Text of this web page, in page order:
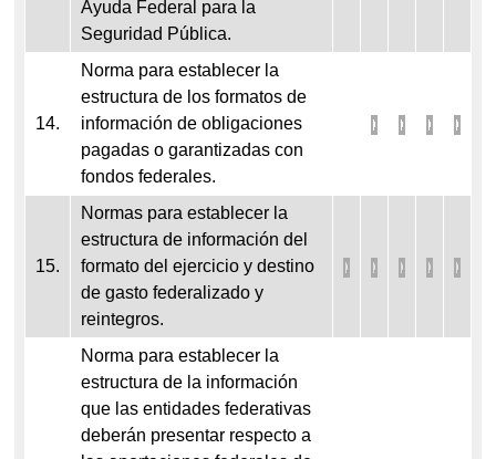
Ayuda Federal para la
Seguridad Pública.
14.
Norma para establecer la
estructura de los formatos de
información de obligaciones
pagadas o garantizadas con
fondos federales.
15.
Normas para establecer la
estructura de información del
formato del ejercicio y destino
de gasto federalizado y
reintegros.
Norma para establecer la
estructura de la información
que las entidades federativas
deberán presentar respecto a